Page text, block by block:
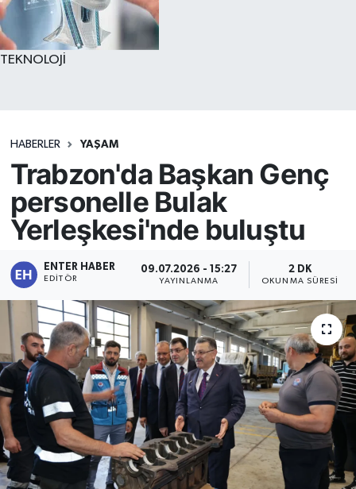
TEKNOLOJİ
HABERLER YAŞAM
Trabzon'da Başkan Genç
personelle Bulak
Yerleşkesi'nde buluştu
ENTER HABER
EDITÖR
09.07.2026 - 15:27
YAYINLANMA
2 DK
OKUNMA SÜRESI